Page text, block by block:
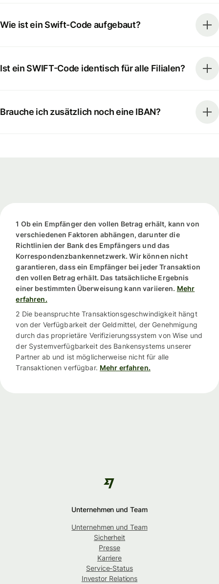
Wie ist ein Swift-Code aufgebaut?
Ist ein SWIFT-Code identisch für alle Filialen?
Brauche ich zusätzlich noch eine IBAN?
1 Ob ein Empfänger den vollen Betrag erhält, kann von
verschiedenen Faktoren abhängen, darunter die
Richtlinien der Bank des Empfängers und das
Korrespondenzbankennetzwerk. Wir können nicht
garantieren, dass ein Empfänger bei jeder Transaktion
den vollen Betrag erhält. Das tatsächliche Ergebnis
einer bestimmten Überweisung kann variieren. Mehr
erfahren.
2 Die beanspruchte Transaktionsgeschwindigkeit hängt
von der Verfügbarkeit der Geldmittel, der Genehmigung
durch das proprietäre Verifizierungssystem von Wise und
der Systemverfügbarkeit des Bankensystems unserer
Partner ab und ist möglicherweise nicht für alle
Transaktionen verfügbar. Mehr erfahren.
Unternehmen und Team
Unternehmen und Team
Sicherheit
Presse
Karriere
Service-Status
Investor Relations